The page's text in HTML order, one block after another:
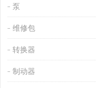
泵
维修包
转换器
制动器